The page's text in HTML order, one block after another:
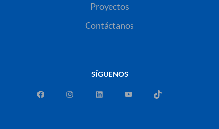
Proyectos
Contáctanos
SÍGUENOS